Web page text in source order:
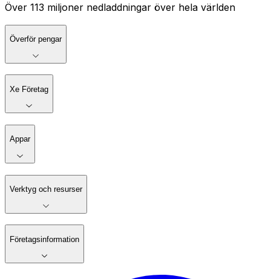
Över 113 miljoner nedladdningar över hela världen
Överför pengar
Xe Företag
Appar
Verktyg och resurser
Företagsinformation